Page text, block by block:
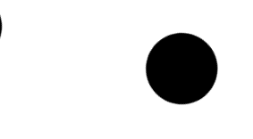
PKP IC można używać
Mamy odpowiedź